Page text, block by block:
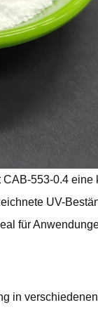
553-0.4
UV-
für
in